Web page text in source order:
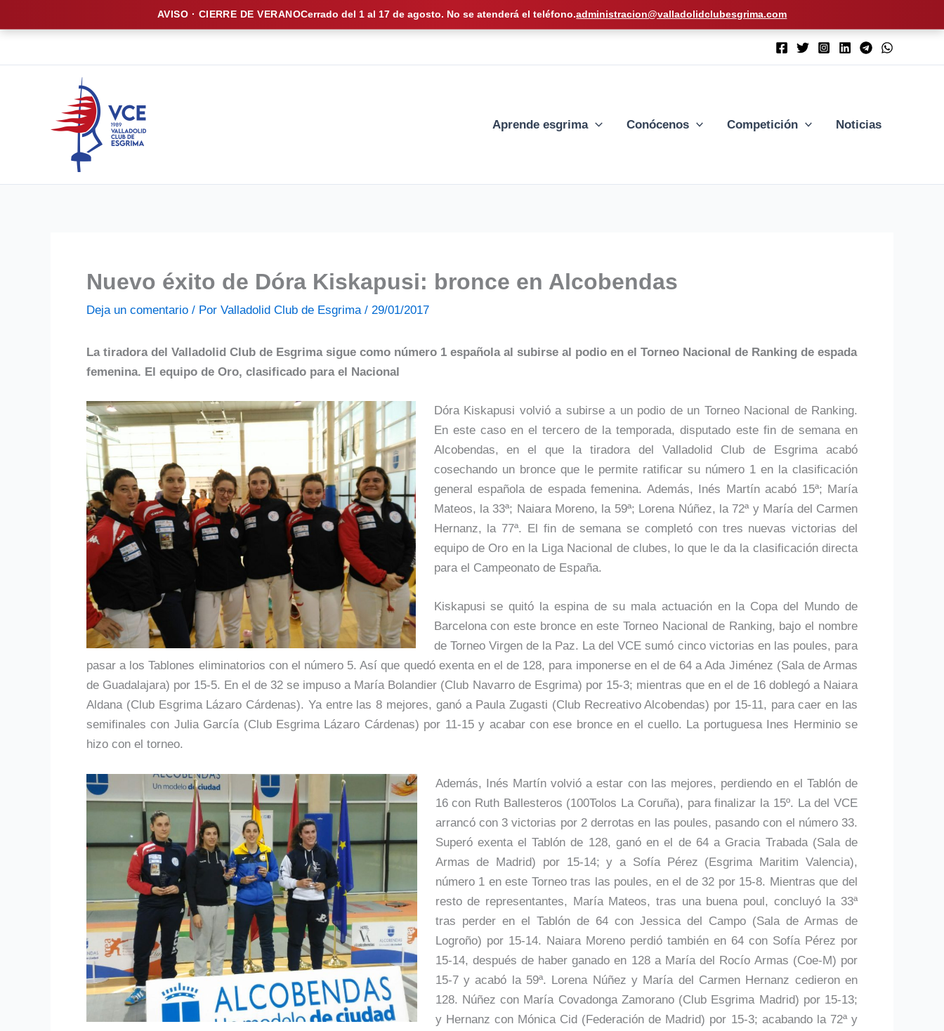
AVISO · CIERRE DE VERANOCerrado del 1 al 17 de agosto. No se atenderá el teléfono.administracion@valladolidclubesgrima.com
Aprende esgrima Conócenos Competición Noticias
Nuevo éxito de Dóra Kiskapusi: bronce en Alcobendas
Deja un comentario / Por Valladolid Club de Esgrima / 29/01/2017
La tiradora del Valladolid Club de Esgrima sigue como número 1 española al subirse al podio en el Torneo Nacional de Ranking de espada
femenina. El equipo de Oro, clasificado para el Nacional
Dóra Kiskapusi volvió a subirse a un podio de un Torneo Nacional de Ranking.
En este caso en el tercero de la temporada, disputado este fin de semana en
Alcobendas, en el que la tiradora del Valladolid Club de Esgrima acabó
cosechando un bronce que le permite ratificar su número 1 en la clasificación
general española de espada femenina. Además, Inés Martín acabó 15ª; María
Mateos, la 33ª; Naiara Moreno, la 59ª; Lorena Núñez, la 72ª y María del Carmen
Hernanz, la 77ª. El fin de semana se completó con tres nuevas victorias del
equipo de Oro en la Liga Nacional de clubes, lo que le da la clasificación directa
para el Campeonato de España.
Kiskapusi se quitó la espina de su mala actuación en la Copa del Mundo de
Barcelona con este bronce en este Torneo Nacional de Ranking, bajo el nombre
de Torneo Virgen de la Paz. La del VCE sumó cinco victorias en las poules, para
pasar a los Tablones eliminatorios con el número 5. Así que quedó exenta en el de 128, para imponerse en el de 64 a Ada Jiménez (Sala de Armas
de Guadalajara) por 15-5. En el de 32 se impuso a María Bolandier (Club Navarro de Esgrima) por 15-3; mientras que en el de 16 doblegó a Naiara
Aldana (Club Esgrima Lázaro Cárdenas). Ya entre las 8 mejores, ganó a Paula Zugasti (Club Recreativo Alcobendas) por 15-11, para caer en las
semifinales con Julia García (Club Esgrima Lázaro Cárdenas) por 11-15 y acabar con ese bronce en el cuello. La portuguesa Ines Herminio se
hizo con el torneo.
Además, Inés Martín volvió a estar con las mejores, perdiendo en el Tablón de
16 con Ruth Ballesteros (100Tolos La Coruña), para finalizar la 15º. La del VCE
arrancó con 3 victorias por 2 derrotas en las poules, pasando con el número 33.
Superó exenta el Tablón de 128, ganó en el de 64 a Gracia Trabada (Sala de
Armas de Madrid) por 15-14; y a Sofía Pérez (Esgrima Maritim Valencia),
número 1 en este Torneo tras las poules, en el de 32 por 15-8. Mientras que del
resto de representantes, María Mateos, tras una buena poul, concluyó la 33ª
tras perder en el Tablón de 64 con Jessica del Campo (Sala de Armas de
Logroño) por 15-14. Naiara Moreno perdió también en 64 con Sofía Pérez por
15-14, después de haber ganado en 128 a María del Rocío Armas (Coe-M) por
15-7 y acabó la 59ª. Lorena Núñez y María del Carmen Hernanz cedieron en
128. Núñez con María Covadonga Zamorano (Club Esgrima Madrid) por 15-13;
y Hernanz con Mónica Cid (Federación de Madrid) por 15-3; acabando la 72ª y